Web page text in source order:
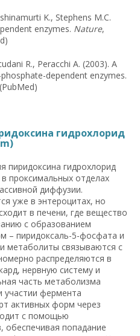
K., Stephens M.C.
enzymes. Nature,
R., Peracchi A. (2003). A
dependent enzymes.
гидрохлорид
пиридоксина гидрохлорид
проксимальных отделах
диффузии.
уже в энтероцитах, но
в печени, где вещество
с образованием
– пиридоксаль-5-фосфата и
метаболиты связываются с
распределяются в
нервную систему и
часть метаболизма
участии фермента
активных форм через
с помощью
обеспечивая попадание